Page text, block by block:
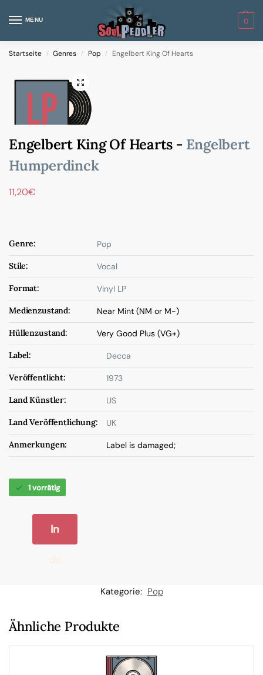
MENU 0
Startseite / Genres / Pop / Engelbert King Of Hearts
Engelbert King Of Hearts - Engelbert
Humperdinck
11,20€
Genre: Pop
Stile: Vocal
Format: Vinyl LP
Medienzustand: Near Mint (NM or M-)
Hüllenzustand: Very Good Plus (VG+)
Label: Decca
Veröffentlicht: 1973
Land Künstler: US
Land Veröffentlichung: UK
Anmerkungen: Label is damaged;
1 vorrätig
In
W
Kategorie: Pop
Ähnliche Produkte